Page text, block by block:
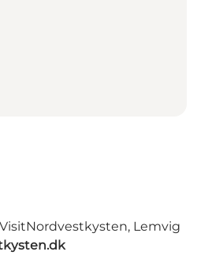
VisitNordvestkysten, Lemvig